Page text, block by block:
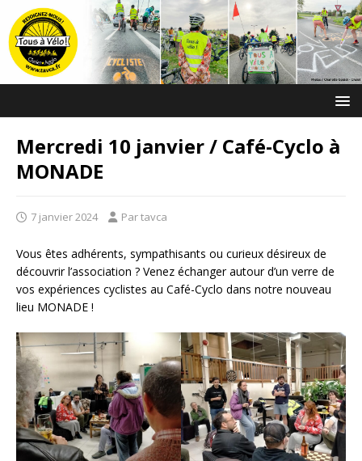
Mercredi 10 janvier / Café-Cyclo à
MONADE
7 janvier 2024 Par tavca
Vous êtes adhérents, sympathisants ou curieux désireux de
découvrir l’association ? Venez échanger autour d’un verre de
vos expériences cyclistes au Café-Cyclo dans notre nouveau
lieu MONADE !